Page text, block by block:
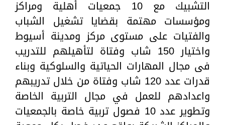
التشبيك مع 10 جمعيات أهلية ومراكز
ومؤسسات مهتمة بقضايا تشغيل الشباب
والفتيات على مستوى مركز ومدينة أسيوط
واختيار 150 شاب وفتاة لتأهيلهم للتدريب
فى مجال المهارات الحياتية والسلوكية وبناء
قدرات عدد 120 شاب وفتاة من خلال تدريبهم
واعدادهم للعمل في مجال التربية الخاصة
وتطوير عدد 10 فصول تربية خاصة بالجمعيات